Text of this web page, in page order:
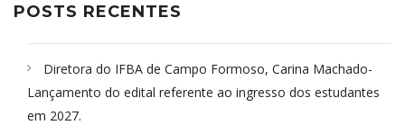
POSTS RECENTES
Diretora do IFBA de Campo Formoso, Carina Machado-
Lançamento do edital referente ao ingresso dos estudantes
em 2027.